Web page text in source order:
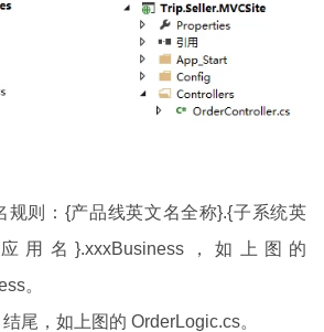
规则：{产品线英文名全称}.{子系统英
用名}.xxxBusiness，如上图的
。
尾，如上图的 OrderLogic.cs。